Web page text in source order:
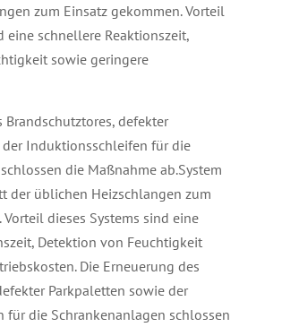
zum Einsatz gekommen. Vorteil
eine schnellere Reaktionszeit,
sowie geringere
Brandschutztores, defekter
Induktionsschleifen für die
die Maßnahme ab.System
der üblichen Heizschlangen zum
dieses Systems sind eine
Detektion von Feuchtigkeit
Die Erneuerung des
Parkpaletten sowie der
die Schrankenanlagen schlossen